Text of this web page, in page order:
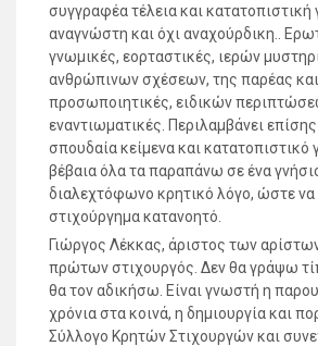
συγγραφέα τέλεια και κατατοπιστική
αναγνώστη και όχι αναχούρδικη..
γνωμικές, εορταστικές, ιερών
ανθρώπινων σχέσεων, της παρέας και
προσωποιητικές, ειδικών
εναντιωματικές. Περιλαμβάνει
σπουδαία κείμενα και κατατοπιστικό
βέβαια όλα τα παραπάνω σε ένα
διαλεχτόφωνο κρητικό λόγο, ώστε να
στιχούργημα κατανοητό.
Γιώργος Λέκκας, άριστος των
πρώτων στιχουργός. Δεν θα γράψω
θα τον αδικήσω. Είναι γνωστή η
χρόνια στα κοινά, η δημιουργία και
Σύλλογο Κρητών Στιχουργών και